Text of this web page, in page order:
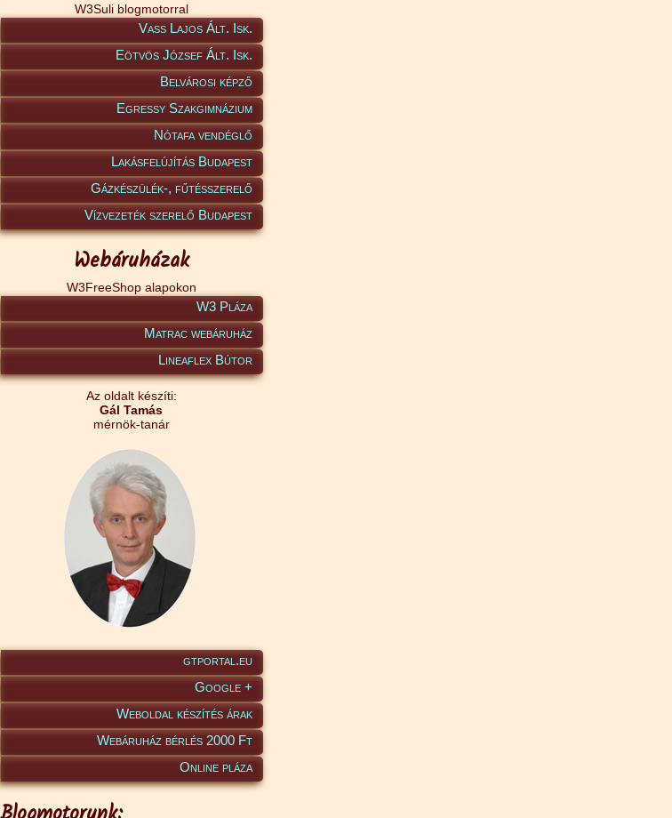
W3Suli blogmotorral
Vass Lajos Ált. Isk.
Eötvös József Ált. Isk.
Belvárosi képző
Egressy Szakgimnázium
Nótafa vendéglő
Lakásfelújítás Budapest
Gázkészülék-, fűtésszerelő
Vízvezeték szerelő Budapest
Webáruházak
W3FreeShop alapokon
W3 Pláza
Matrac webáruház
Lineaflex Bútor
Az oldalt készíti:
Gál Tamás
mérnök-tanár
gtportal.eu
Google +
Weboldal készítés árak
Webáruház bérlés 2000 Ft
Online pláza